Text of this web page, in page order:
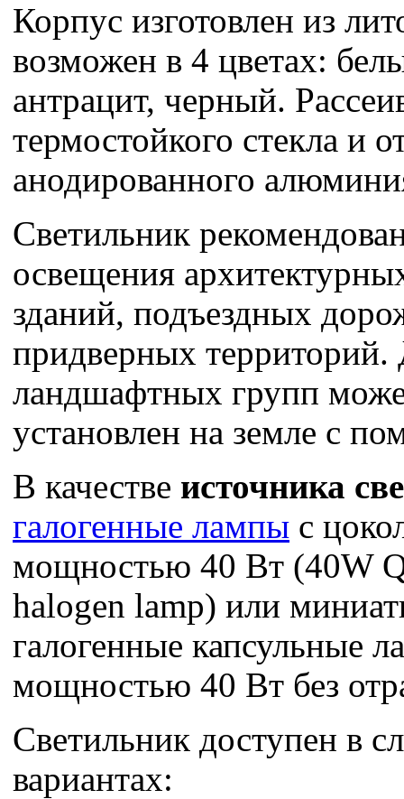
Корпус изготовлен из
возможен в 4 цветах:
антрацит, черный.
термостойкого стекла и
анодированного
Светильник
освещения
зданий, подъездных
придверных
ландшафтных групп
установлен на земле с
В качестве источника
галогенные лампы с
мощностью 40 Вт (40W
halogen lamp) или
галогенные капсульные
мощностью 40 Вт без
Светильник доступен в
вариантах: